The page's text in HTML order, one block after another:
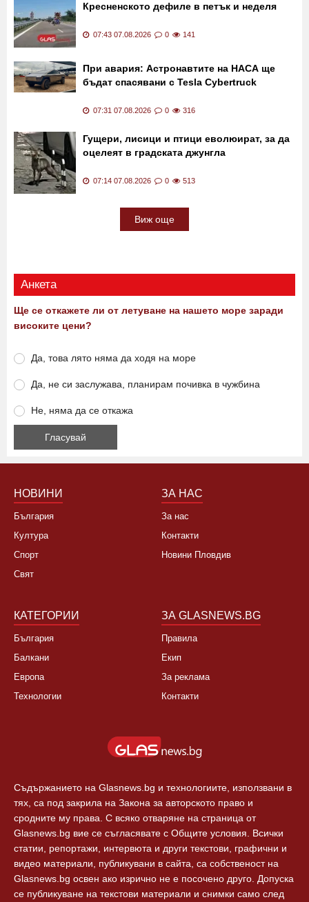
Кресненското дефиле в петък и неделя
07:43 07.08.2026 0 141
При авария: Астронавтите на НАСА ще
бъдат спасявани с Tesla Cybertruck
07:31 07.08.2026 0 316
Гущери, лисици и птици еволюират, за да
оцелеят в градската джунгла
07:14 07.08.2026 0 513
Виж още
Анкета
Ще се откажете ли от летуване на нашето море заради
високите цени?
Да, това лято няма да ходя на море
Да, не си заслужава, планирам почивка в чужбина
Не, няма да се откажа
НОВИНИ
България
Култура
Спорт
Свят
ЗА НАС
За нас
Контакти
Новини Пловдив
КАТЕГОРИИ
България
Балкани
Европа
Технологии
ЗА GLASNEWS.BG
Правила
Екип
За реклама
Контакти
Съдържанието на Glasnews.bg и технологиите, използвани в
тях, са под закрила на Закона за авторското право и
сродните му права. С всяко отваряне на страница от
Glasnews.bg вие се съгласявате с Общите условия. Всички
статии, репортажи, интервюта и други текстови, графични и
видео материали, публикувани в сайта, са собственост на
Glasnews.bg освен ако изрично не е посочено друго. Допуска
се публикуване на текстови материали и снимки само след